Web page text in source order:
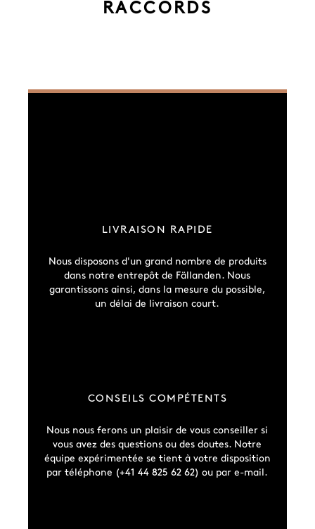
RACCORDS
LIVRAISON RAPIDE
Nous disposons d'un grand nombre de produits
dans notre entrepôt de Fällanden. Nous
garantissons ainsi, dans la mesure du possible,
un délai de livraison court.
CONSEILS COMPÉTENTS
Nous nous ferons un plaisir de vous conseiller si
vous avez des questions ou des doutes. Notre
équipe expérimentée se tient à votre disposition
par téléphone (+41 44 825 62 62) ou par e-mail.